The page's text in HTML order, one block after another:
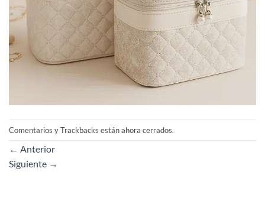
Comentarios y Trackbacks están ahora cerrados.
← Anterior
Siguiente →